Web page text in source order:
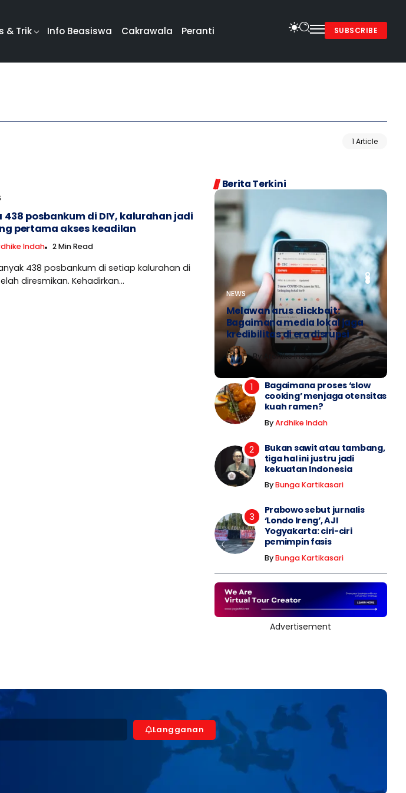
& Trik Info Beasiswa Cakrawala Peranti SUBSCRIBE
1 Article
438 posbankum di DIY, kalurahan jadi
pertama akses keadilan
Indah 2 Min Read
438 posbankum di setiap kalurahan di
diresmikan. Kehadirkan...
Berita Terkini
Ardhike Indah
NEWS
Melawan arus clickbait:
Bagaimana media lokal jaga
kredibilitas di era disrupsi
By Ardhike Indah
MIMBAR MAHASISWA
ByNalacitra
PERSONA
ByArdhike Indah
NEWS
ByArdhike Indah
Bagaimana proses ‘slow
cooking’ menjaga otensitas
kuah ramen?
ByArdhike Indah
Bukan sawit atau tambang,
tiga hal ini justru jadi
kekuatan Indonesia
ByBunga Kartikasari
Prabowo sebut jurnalis
‘Londo Ireng’, AJI
Yogyakarta: ciri-ciri
pemimpin fasis
ByBunga Kartikasari
Advertisement
Langganan